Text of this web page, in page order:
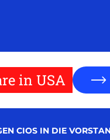
in USA
CIOS IN DIE